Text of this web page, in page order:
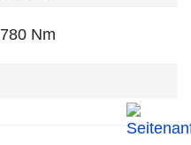
780 Nm